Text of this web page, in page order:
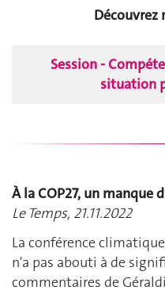
Session -
situation
À la COP27, un manque
Le Temps, 21.11.2022
La conférence
n'a pas abouti à de
commentaires de